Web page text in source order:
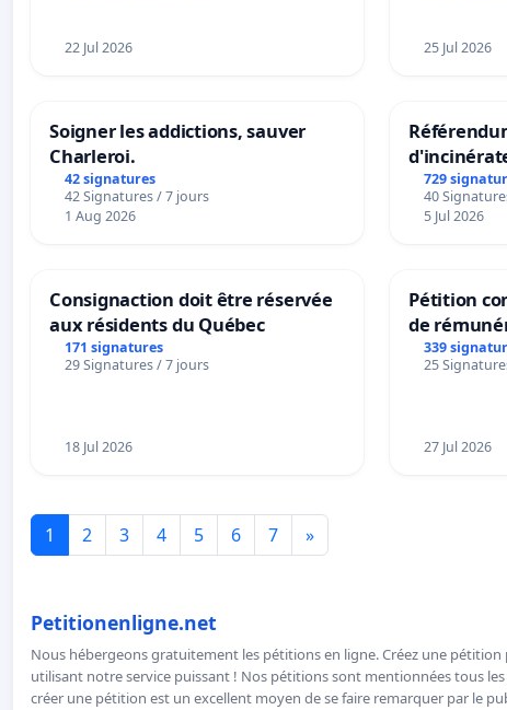
22 Jul 2026 25 Jul 2026
Soigner les addictions, sauver
Charleroi.
42 signatures
42 Signatures / 7 jours
1 Aug 2026
729
40
5 Jul 2026
Consignaction doit être réservée
aux résidents du Québec
171 signatures
29 Signatures / 7 jours
18 Jul 2026
Pétition
de
sur la
339
25
27 Jul 2026
1 2 3 4 5 6 7 »
Petitionenligne.net
Nous hébergeons gratuitement les pétitions en ligne. Créez une pétition
utilisant notre service puissant ! Nos pétitions sont mentionnées tous
créer une pétition est un excellent moyen de se faire remarquer par le